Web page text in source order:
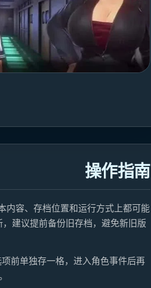
操作指南
内容、存档位置和运行方式上都可能
建议提前备份旧存档，避免新旧版
前单独存一格，进入角色事件后再